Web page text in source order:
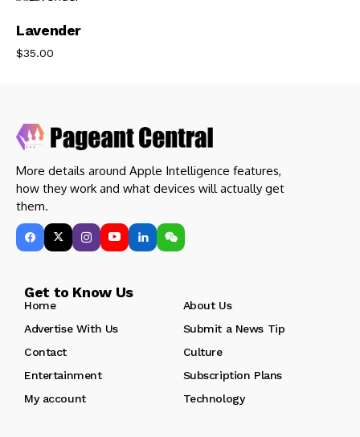
Add To Cart
Lavender
$35.00
More details around Apple Intelligence features,
how they work and what devices will actually get
them.
Get to Know Us
Home
About Us
Advertise With Us
Submit a News Tip
Contact
Culture
Entertainment
Subscription Plans
My account
Technology